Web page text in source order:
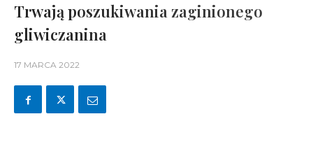
Trwają poszukiwania zaginionego
gliwiczanina
17 MARCA 2022